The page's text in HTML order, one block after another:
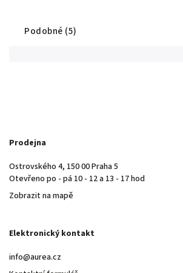
Podobné (5)
Prodejna
Ostrovského 4, 150 00 Praha 5
Otevřeno po - pá 10 - 12 a 13 - 17 hod
Zobrazit na mapě
Elektronický kontakt
info@aurea.cz